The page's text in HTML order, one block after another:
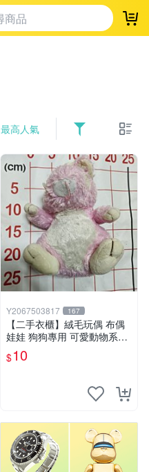
登
最高人氣
Y2067503817 167
【二手衣櫃】絨毛玩偶 布偶
娃娃 狗狗專用 可愛動物系列
耐咬耐磨玩具 玩偶 粉紅熊寵
物玩具 1120929
$10